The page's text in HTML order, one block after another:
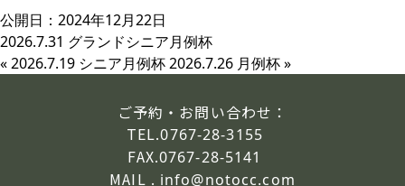
公開日：2024年12月22日
2026.7.31 グランドシニア月例杯
«2026.7.19 シニア月例杯2026.7.26 月例杯»
ご予約・お問い合わせ：
TEL.0767-28-3155
FAX.0767-28-5141
MAIL . info@notocc.com